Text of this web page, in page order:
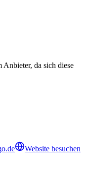
da sich diese
Website besuchen